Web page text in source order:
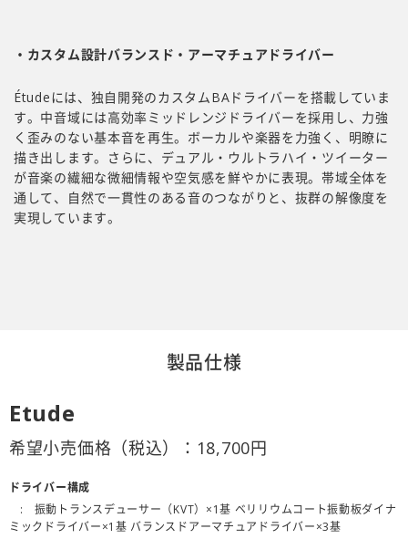
・カスタム設計バランスド・アーマチュアドライバー
Étudeには、独自開発のカスタムBAドライバーを搭載していま
す。中音域には高効率ミッドレンジドライバーを採用し、力強
く歪みのない基本音を再生。ボーカルや楽器を力強く、明瞭に
描き出します。さらに、デュアル・ウルトラハイ・ツイーター
が音楽の繊細な微細情報や空気感を鮮やかに表現。帯域全体を
通して、自然で一貫性のある音のつながりと、抜群の解像度を
実現しています。
製品仕様
Etude
希望小売価格（税込）： 18,700円
ドライバー構成
振動トランスデューサー（KVT）×1基 ベリリウムコート振動板ダイナ
ミックドライバー×1基 バランスドアーマチュアドライバー×3基